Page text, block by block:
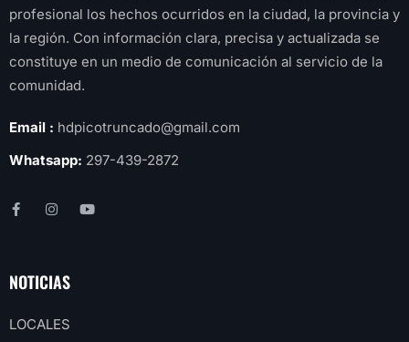
profesional los hechos ocurridos en la ciudad, la provincia y
la región. Con información clara, precisa y actualizada se
constituye en un medio de comunicación al servicio de la
comunidad.
Email : hdpicotruncado@gmail.com
Whatsapp: 297-439-2872
NOTICIAS
LOCALES